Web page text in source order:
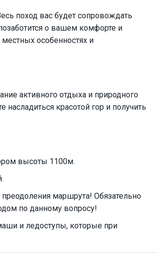
поход вас будет сопровождать
о вашем комфорте и
особенностях и
активного отдыха и природного
красотой гор и получить
высоты 1100м.
маршрута! Обязательно
по данному вопросу!
и ледоступы, которые при